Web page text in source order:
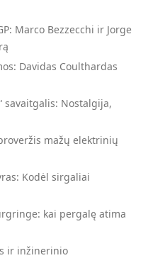
Marco Bezzecchi ir Jorge
Davidas Coulthardas
savaitgalis: Nostalgija,
mažų elektrinių
Kodėl sirgaliai
kai pergalę atima
ir inžinerinio